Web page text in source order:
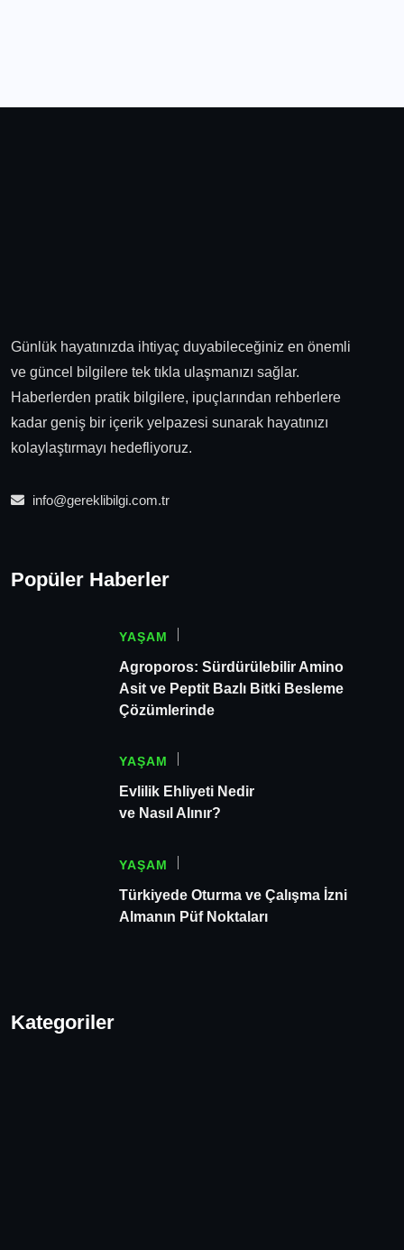
Günlük hayatınızda ihtiyaç duyabileceğiniz en önemli
ve güncel bilgilere tek tıkla ulaşmanızı sağlar.
Haberlerden pratik bilgilere, ipuçlarından rehberlere
kadar geniş bir içerik yelpazesi sunarak hayatınızı
kolaylaştırmayı hedefliyoruz.
info@gereklibilgi.com.tr
Popüler Haberler
YAŞAM
Agroporos: Sürdürülebilir Amino
Asit ve Peptit Bazlı Bitki Besleme
Çözümlerinde
YAŞAM
Evlilik Ehliyeti Nedir
ve Nasıl Alınır?
YAŞAM
Türkiyede Oturma ve Çalışma İzni
Almanın Püf Noktaları
Kategoriler